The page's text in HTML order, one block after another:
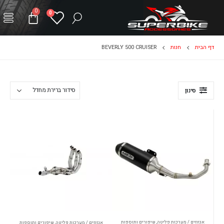
0
0
דף הבית חנות BEVERLY 500 CRUISER
סינון
אגזוזים / מערכות פליטה, שיפורים ותוספות אגזוזים / מערכות פליטה, שיפורים ותוספות